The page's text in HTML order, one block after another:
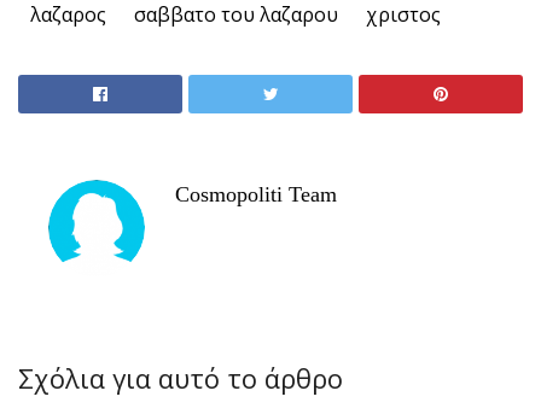
λαζαρος
σαββατο του λαζαρου χριστος
Cosmopoliti Team
Σχόλια για αυτό το άρθρο